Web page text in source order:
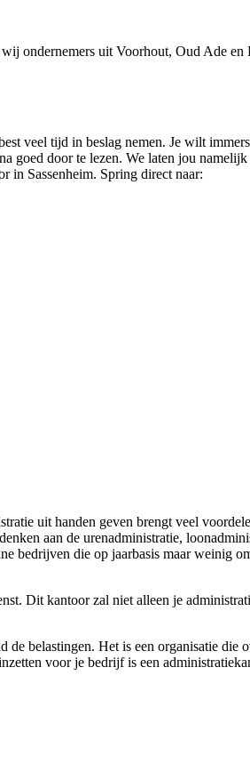
ondernemers uit Voorhout, Oud Ade
veel tijd in beslag nemen. Je wilt
door te lezen. We laten jou
in Sassenheim. Spring direct naar:
uit handen geven brengt veel
aan de urenadministratie,
bedrijven die op jaarbasis maar weinig
Dit kantoor zal niet alleen je
belastingen. Het is een organisatie die
voor je bedrijf is een